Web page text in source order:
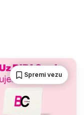
Spremi vezu